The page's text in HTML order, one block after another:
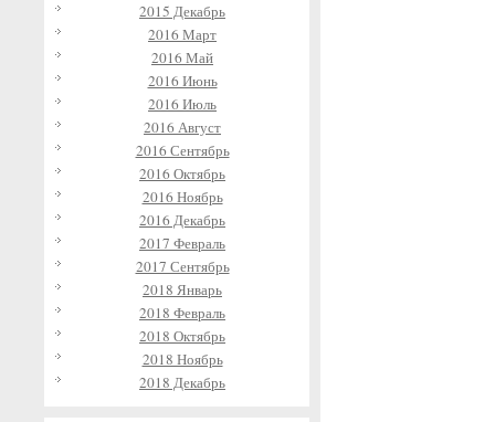
2015 Декабрь
2016 Март
2016 Май
2016 Июнь
2016 Июль
2016 Август
2016 Сентябрь
2016 Октябрь
2016 Ноябрь
2016 Декабрь
2017 Февраль
2017 Сентябрь
2018 Январь
2018 Февраль
2018 Октябрь
2018 Ноябрь
2018 Декабрь